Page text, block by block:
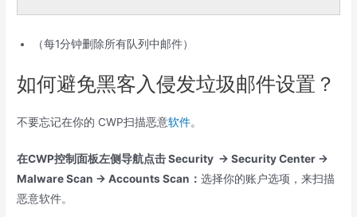
（每1分钟删除所有队列中邮件）
如何避免黑客入侵发垃圾邮件设置？
不要忘记在你的 CWP扫描恶意软件。
在CWP控制面板左侧导航点击 Security → Security Center →
Malware Scan → Accounts Scan：选择你的账户选项，来扫描
恶意软件。